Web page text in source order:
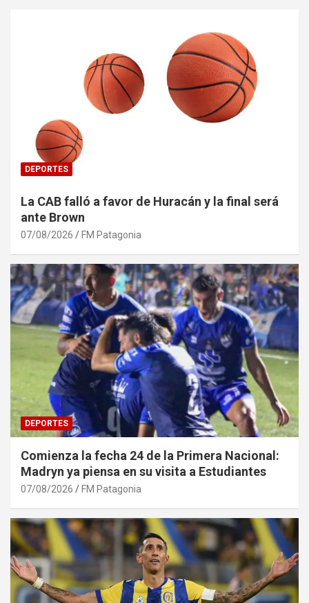
DEPORTES
La CAB falló a favor de Huracán y la final será
ante Brown
07/08/2026 FM Patagonia
DEPORTES
Comienza la fecha 24 de la Primera Nacional:
Madryn ya piensa en su visita a Estudiantes
07/08/2026 FM Patagonia